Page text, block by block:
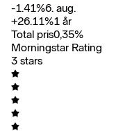
-1.41%6. aug.
+26.11%1 år
Total pris0,35%
Morningstar Rating
3 stars